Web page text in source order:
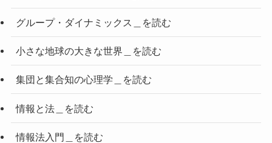
グループ・ダイナミックス＿を読む
小さな地球の大きな世界＿を読む
集団と集合知の心理学＿を読む
情報と法＿を読む
情報法入門＿を読む